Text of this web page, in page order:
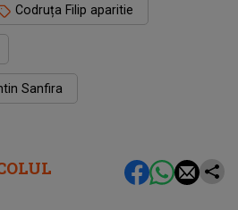
Codruța Filip aparitie
Sanfira